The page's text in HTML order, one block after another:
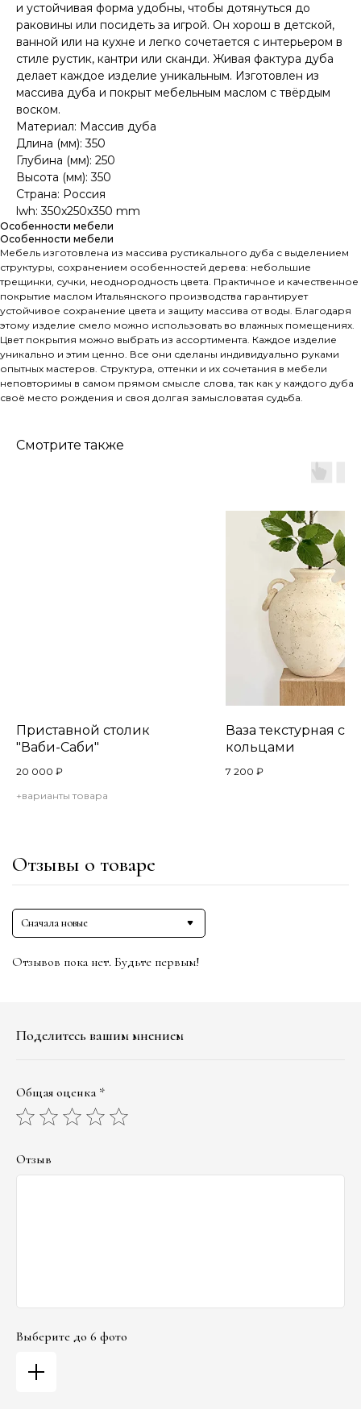
и устойчивая форма удобны, чтобы дотянуться до
раковины или посидеть за игрой. Он хорош в детской,
ванной или на кухне и легко сочетается с интерьером в
стиле рустик, кантри или сканди. Живая фактура дуба
делает каждое изделие уникальным. Изготовлен из
массива дуба и покрыт мебельным маслом с твёрдым
воском.
Материал: Массив дуба
Длина (мм): 350
Глубина (мм): 250
Высота (мм): 350
Страна: Россия
lwh: 350x250x350 mm
Особенности мебели
Особенности мебели
Мебель изготовлена из массива рустикального дуба с выделением
структуры, сохранением особенностей дерева: небольшие
трещинки, сучки, неоднородность цвета. Практичное и качественное
покрытие маслом Итальянского производства гарантирует
устойчивое сохранение цвета и защиту массива от воды. Благодаря
этому изделие смело можно использовать во влажных помещениях.
Цвет покрытия можно выбрать из ассортимента. Каждое изделие
уникально и этим ценно. Все они сделаны индивидуально руками
опытных мастеров. Структура, оттенки и их сочетания в мебели
неповторимы в самом прямом смысле слова, так как у каждого дуба
своё место рождения и своя долгая замысловатая судьба.
Смотрите также
Приставной столик
"Ваби-Саби"
20 000 ₽
+варианты товара
Ваза текстурная с
кольцами
7 200 ₽
Отзывы о товаре
Сначала новые
Отзывов пока нет. Будьте первым!
Поделитесь вашим мнением
Общая оценка *
Отзыв
Выберите до 6 фото